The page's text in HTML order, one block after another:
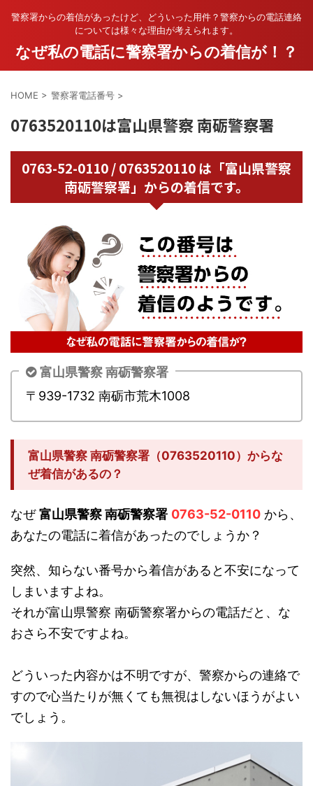
警察署からの着信があったけど、どういった用件？警察からの電話連絡
については様々な理由が考えられます。
なぜ私の電話に警察署からの着信が！？
HOME > 警察署電話番号 >
0763520110は富山県警察 南砺警察署
0763-52-0110 / 0763520110 は「富山県警察
南砺警察署」からの着信です。
富山県警察 南砺警察署
〒939-1732 南砺市荒木1008
富山県警察 南砺警察署（0763520110）からな
ぜ着信があるの？
なぜ富山県警察 南砺警察署 0763-52-0110 から、
あなたの電話に着信があったのでしょうか？
突然、知らない番号から着信があると不安になって
しまいますよね。
それが富山県警察 南砺警察署からの電話だと、な
おさら不安ですよね。
どういった内容かは不明ですが、警察からの連絡で
すので心当たりが無くても無視はしないほうがよい
でしょう。